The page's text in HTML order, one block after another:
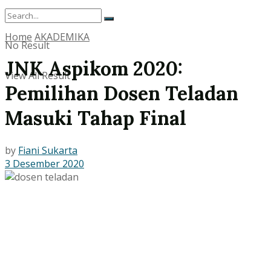
No Result
View All Result
Home AKADEMIKA
JNK Aspikom 2020:
Pemilihan Dosen Teladan
Masuki Tahap Final
by Fiani Sukarta
3 Desember 2020